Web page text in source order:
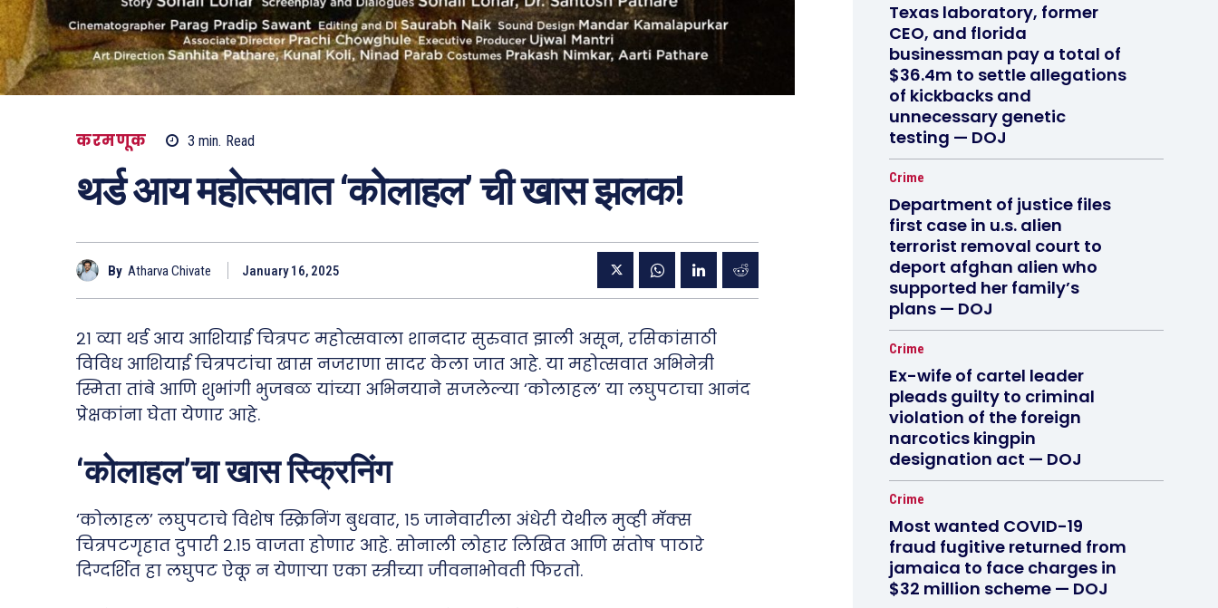
करमणूक 3 min. Read
थर्ड आय महोत्सवात ‘कोलाहल’ ची खास झलक!
By Atharva Chivate January 16, 2025
२१ व्या थर्ड आय आशियाई चित्रपट महोत्सवाला शानदार सुरुवात झाली असून, रसिकांसाठी
विविध आशियाई चित्रपटांचा खास नजराणा सादर केला जात आहे. या महोत्सवात अभिनेत्री
स्मिता तांबे आणि शुभांगी भुजबळ यांच्या अभिनयाने सजलेल्या ‘कोलाहल’ या लघुपटाचा आनंद
प्रेक्षकांना घेता येणार आहे.
‘कोलाहल’चा खास स्क्रिनिंग
‘कोलाहल’ लघुपटाचे विशेष स्क्रिनिंग बुधवार, १५ जानेवारीला अंधेरी येथील मुव्ही मॅक्स
चित्रपटगृहात दुपारी २.१५ वाजता होणार आहे. सोनाली लोहार लिखित आणि संतोष पाठारे
दिग्दर्शित हा लघुपट ऐकू न येणाऱ्या एका स्त्रीच्या जीवनाभोवती फिरतो.
Texas laboratory, former
CEO, and florida
businessman pay a total of
$36.4m to settle allegations
of kickbacks and
unnecessary genetic
testing — DOJ
Crime
Department of justice files
first case in u.s. alien
terrorist removal court to
deport afghan alien who
supported her family’s
plans — DOJ
Crime
Ex-wife of cartel leader
pleads guilty to criminal
violation of the foreign
narcotics kingpin
designation act — DOJ
Crime
Most wanted COVID-19
fraud fugitive returned from
jamaica to face charges in
$32 million scheme — DOJ